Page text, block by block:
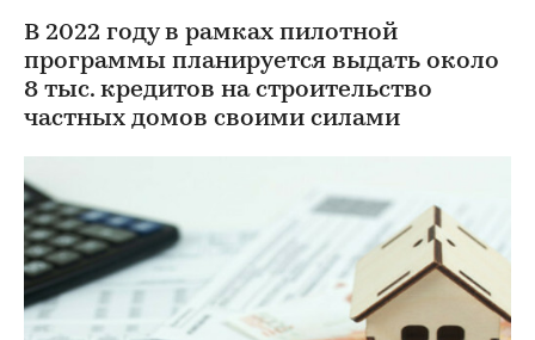
В 2022 году в рамках пилотной
программы планируется выдать около
8 тыс. кредитов на строительство
частных домов своими силами